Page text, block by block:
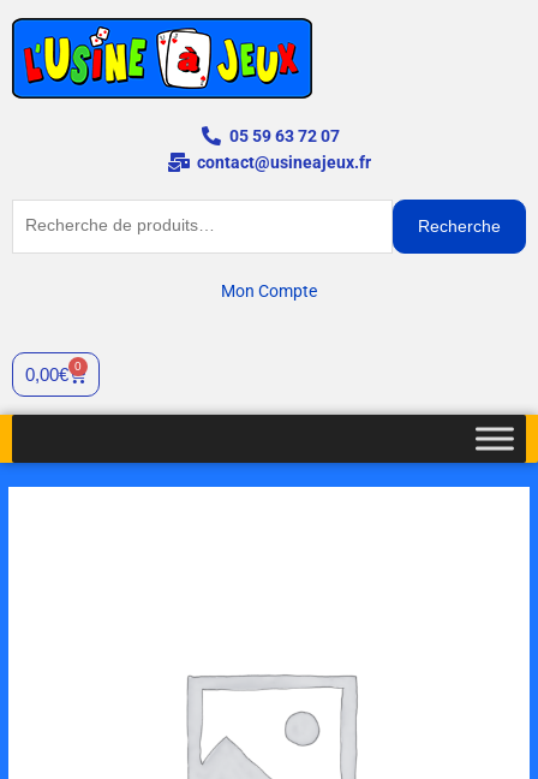
contenu
05 59 63 72 07
contact@usineajeux.fr
Recherche
Mon Compte
0,00€ 0
Panier